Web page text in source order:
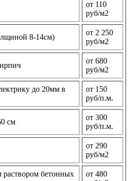
от 110
руб/м2
8-14см)
от 2 250
руб/м2
от 680
руб/м2
до 20мм в
от 150
руб/п.м.
см
от 300
руб/п.м.
от 290
руб/м2
бетонных
от 480